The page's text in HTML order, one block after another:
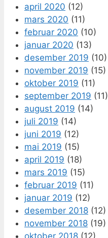
april 2020 (12)
mars 2020 (11)
februar 2020 (10)
januar 2020 (13)
desember 2019 (10)
november 2019 (15)
oktober 2019 (11)
september 2019 (11)
august 2019 (14)
juli 2019 (14)
juni 2019 (12)
mai 2019 (15)
april 2019 (18)
mars 2019 (15)
februar 2019 (11)
januar 2019 (12)
desember 2018 (12)
november 2018 (19)
oktober 2018 (12)